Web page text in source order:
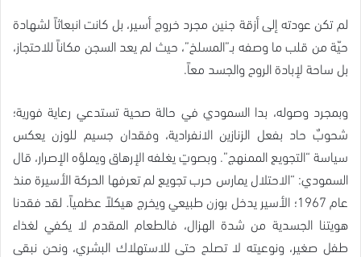
لم تكن عودته إلى أزقة جنين مجرد خروج أسير، بل كانت انبعاثاً لشهادة
حيّة من قلب ما وصفه بـ”المسلخ”، حيث لم يعد السجن مكاناً للاحتجاز،
بل ساحة لإبادة الروح والجسد معاً.
وبمجرد وصوله، بدا السمودي في حالة صحية تستدعي رعاية فورية؛
شحوبٌ حاد بفعل الزنازين الانفرادية، وفقدان جسيم للوزن يعكس
سياسة “التجويع الممنهج”. وبصوتٍ يغلفه الإرهاق ويملؤه الإصرار، قال
السمودي: “الاحتلال يمارس حرب تجويع لم تعرفها الحركة الأسيرة منذ
عام 1967؛ الأسير يدخل بوزن طبيعي ويخرج هيكلاً عظمياً. لقد فقدنا
هويتنا الجسدية من شدة الهزال، فالطعام المقدم لا يكفي لغذاء
طفل صغير، ونوعيته لا تصلح حتى للاستهلاك البشري، ونحن نبقى